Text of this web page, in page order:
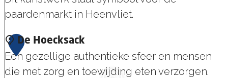
e
v
l
i
V
r
o
u
i
s
s
e
m
paardenmarkt in Heenvliet.
K
u
n
7 De Hoecksack
Een gezellige authentieke sfeer en mensen
die met zorg en toewijding eten verzorgen.